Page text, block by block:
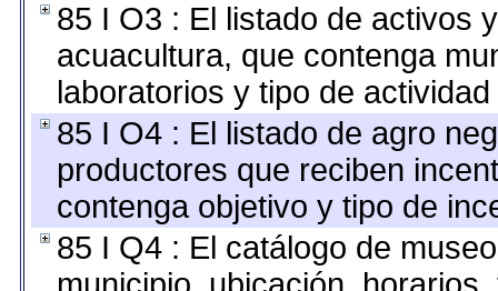
85 I O3 : El listado de activos
acuacultura, que contenga
laboratorios y tipo de actividad
85 I O4 : El listado de agro
productores que reciben
contenga objetivo y tipo de
85 I Q4 : El catálogo de